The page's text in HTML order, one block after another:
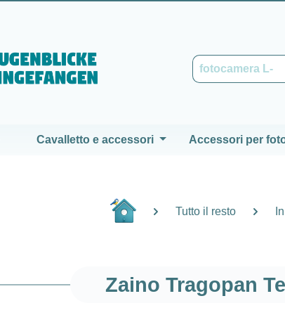
Cavalletto e accessori Accessori per
Tutto il resto
Zaino Tragopan